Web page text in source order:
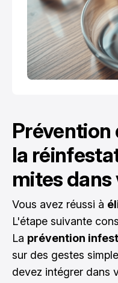
la
mites dans
Vous avez réussi à
L'étape suivante
La prévention
sur des gestes
devez intégrer dans